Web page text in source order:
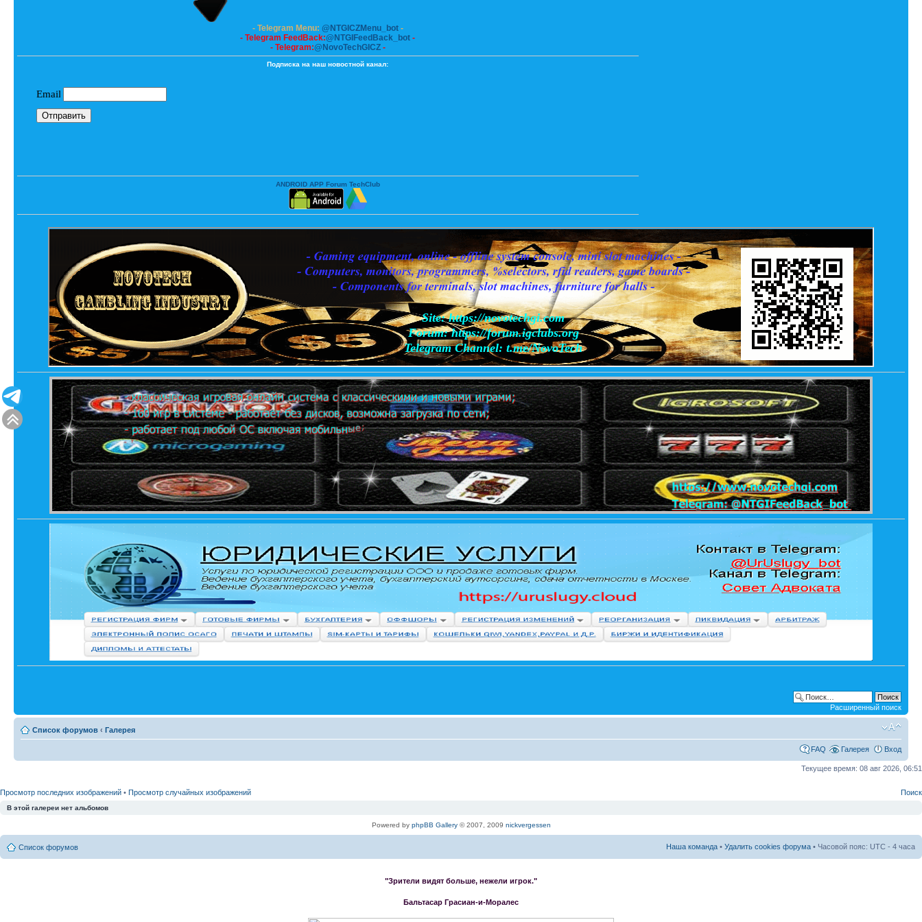
- Telegram Menu: @NTGICZMenu_bot-
- Telegram FeedBack:@NTGIFeedBack_bot -
- Telegram:@NovoTechGICZ-
Подписка на наш новостной канал:
ANDROID APP Forum TechClub
Расширенный поиск
Список форумов ‹ Галерея
FAQ Галерея Вход
Текущее время: 08 авг 2026, 06:51
Просмотр последних изображений • Просмотр случайных изображений Поиск
В этой галереи нет альбомов
Powered by phpBB Gallery© 2007, 2009 nickvergessen
Список форумов Наша команда • Удалить cookies форума • Часовой пояс: UTC - 4 часа
"Зрители видят больше, нежели игрок."
Бальтасар Грасиан-и-Моралес